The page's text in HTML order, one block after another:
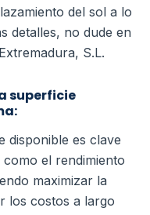
del sol a lo
detalles, no dude en
S.L.
superficie
disponible es clave
el rendimiento
maximizar la
los costos a largo